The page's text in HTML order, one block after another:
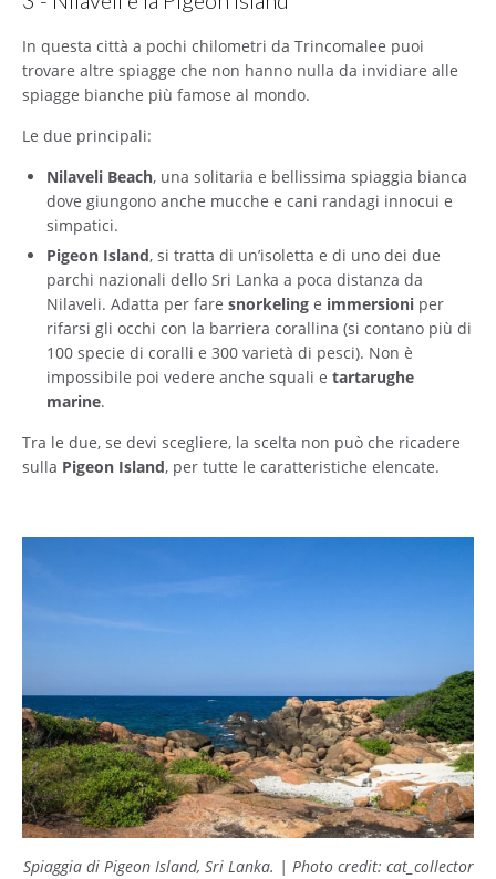
In questa città a pochi chilometri da Trincomalee puoi
trovare altre spiagge che non hanno nulla da invidiare alle
spiagge bianche più famose al mondo.
Le due principali:
Nilaveli Beach, una solitaria e bellissima spiaggia bianca
dove giungono anche mucche e cani randagi innocui e
simpatici.
Pigeon Island, si tratta di un’isoletta e di uno dei due
parchi nazionali dello Sri Lanka a poca distanza da
Nilaveli. Adatta per fare snorkeling e immersioni per
rifarsi gli occhi con la barriera corallina (si contano più di
100 specie di coralli e 300 varietà di pesci). Non è
impossibile poi vedere anche squali e tartarughe
marine.
Tra le due, se devi scegliere, la scelta non può che ricadere
sulla Pigeon Island, per tutte le caratteristiche elencate.
Spiaggia di Pigeon Island, Sri Lanka. | Photo credit: cat_collector